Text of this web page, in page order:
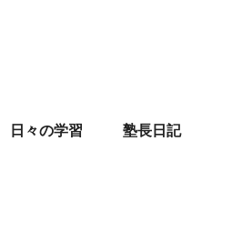
日々の学習 塾長日記